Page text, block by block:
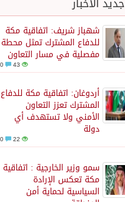
شهباز شريف: اتفاقية مكة
للدفاع المشترك تمثل محطة
مفصلية في مسار التعاون
43
أردوغان: اتفاقية مكة للدفاع
المشترك تعزز التعاون
الأمني ولا تستهدف أي
دولة
22
سمو وزير الخارجية : اتفاقية
مكة تعكس الإرادة
السياسية لحماية أمن